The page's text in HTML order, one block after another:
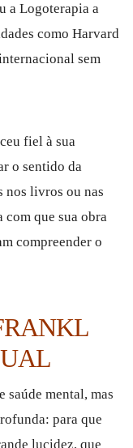
a Logoterapia a
como Harvard
sem
fiel à sua
o sentido da
nos livros ou nas
com que sua obra
compreender o
saúde mental, mas
para que
lucidez, que